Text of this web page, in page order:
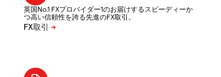
英国No.1 FXプロバイダー1のお届けするスピーディーか
つ高い信頼性を誇る先進のFX取引。